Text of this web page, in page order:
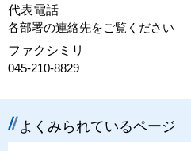
代表電話
各部署の連絡先をご覧ください
ファクシミリ
045-210-8829
よくみられているページ